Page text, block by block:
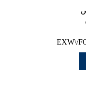
EXW\/